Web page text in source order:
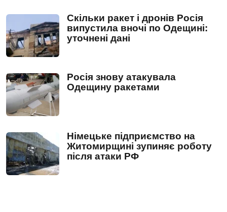
Скільки ракет і дронів Росія
випустила вночі по Одещині:
уточнені дані
Росія знову атакувала
Одещину ракетами
Німецьке підприємство на
Житомирщині зупиняє роботу
після атаки РФ